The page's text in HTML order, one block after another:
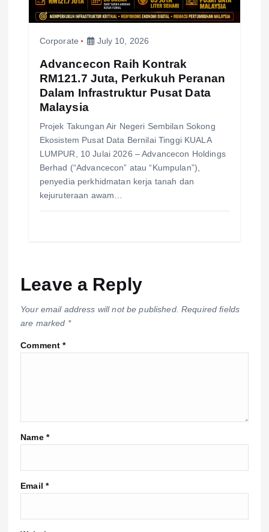
Corporate July 10, 2026
Advancecon Raih Kontrak
RM121.7 Juta, Perkukuh Peranan
Dalam Infrastruktur Pusat Data
Malaysia
Projek Takungan Air Negeri Sembilan Sokong
Ekosistem Pusat Data Bernilai Tinggi KUALA
LUMPUR, 10 Julai 2026 – Advancecon Holdings
Berhad (“Advancecon” atau “Kumpulan”),
penyedia perkhidmatan kerja tanah dan
kejuruteraan awam…
Leave a Reply
Your email address will not be published. Required fields
are marked *
Comment*
Name *
Email *